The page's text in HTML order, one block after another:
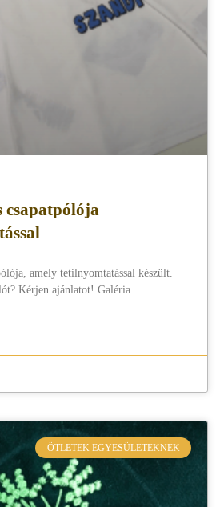
csapatpólója
amely tetilnyomtatással készült.
Kérjen ajánlatot! Galéria
ÖTLETEK EGYESÜLETEKNEK